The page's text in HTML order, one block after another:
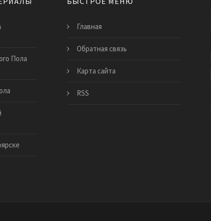
Пола
Главная
Обратная связь
Карта сайта
RSS